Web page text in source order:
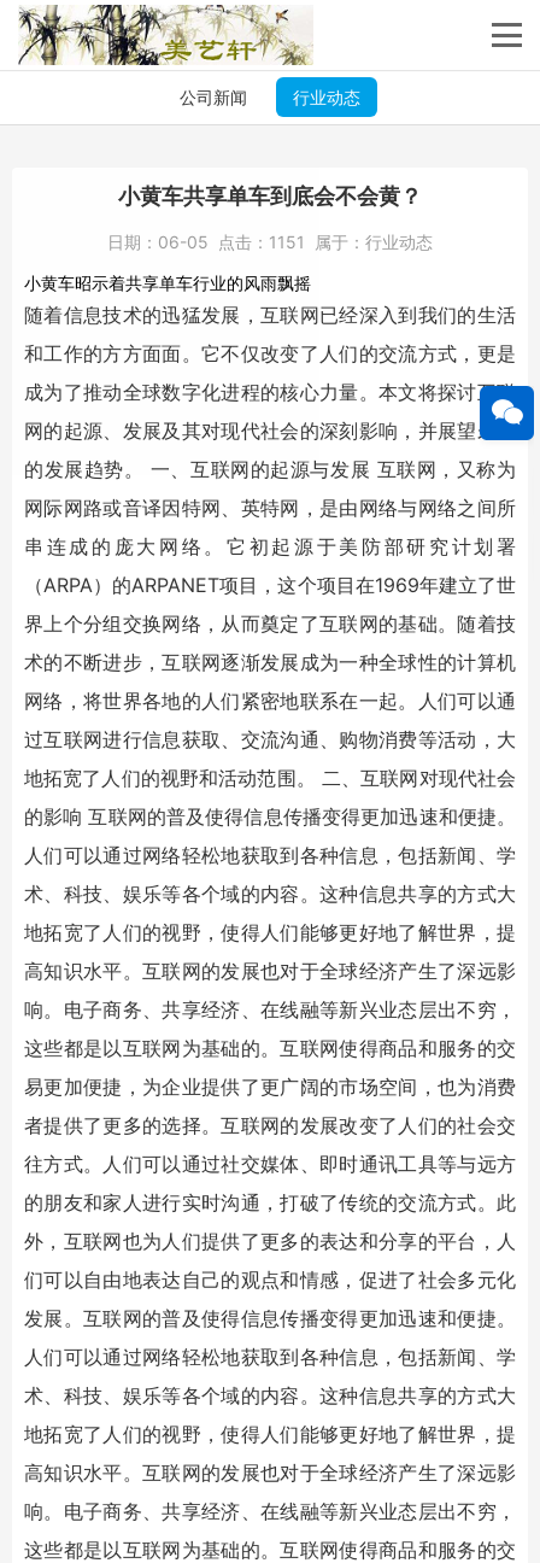
公司新闻 行业动态
小黄车共享单车到底会不会黄？
日期： 06-05 点击： 1151 属于： 行业动态
小黄车昭示着共享单车行业的风雨飘摇
随着信息技术的迅猛发展，互联网已经深入到我们的生活
和工作的方方面面。它不仅改变了人们的交流方式，更是
成为了推动全球数字化进程的核心力量。本文将探讨互联
网的起源、发展及其对现代社会的深刻影响，并展望未来
的发展趋势。 一、互联网的起源与发展 互联网，又称为
网际网路或音译因特网、英特网，是由网络与网络之间所
串连成的庞大网络。它初起源于美防部研究计划署
（ARPA）的ARPANET项目，这个项目在1969年建立了世
界上个分组交换网络，从而奠定了互联网的基础。随着技
术的不断进步，互联网逐渐发展成为一种全球性的计算机
网络，将世界各地的人们紧密地联系在一起。人们可以通
过互联网进行信息获取、交流沟通、购物消费等活动，大
地拓宽了人们的视野和活动范围。 二、互联网对现代社会
的影响 互联网的普及使得信息传播变得更加迅速和便捷。
人们可以通过网络轻松地获取到各种信息，包括新闻、学
术、科技、娱乐等各个域的内容。这种信息共享的方式大
地拓宽了人们的视野，使得人们能够更好地了解世界，提
高知识水平。互联网的发展也对于全球经济产生了深远影
响。电子商务、共享经济、在线融等新兴业态层出不穷，
这些都是以互联网为基础的。互联网使得商品和服务的交
易更加便捷，为企业提供了更广阔的市场空间，也为消费
者提供了更多的选择。互联网的发展改变了人们的社会交
往方式。人们可以通过社交媒体、即时通讯工具等与远方
的朋友和家人进行实时沟通，打破了传统的交流方式。此
外，互联网也为人们提供了更多的表达和分享的平台，人
们可以自由地表达自己的观点和情感，促进了社会多元化
发展。互联网的普及使得信息传播变得更加迅速和便捷。
人们可以通过网络轻松地获取到各种信息，包括新闻、学
术、科技、娱乐等各个域的内容。这种信息共享的方式大
地拓宽了人们的视野，使得人们能够更好地了解世界，提
高知识水平。互联网的发展也对于全球经济产生了深远影
响。电子商务、共享经济、在线融等新兴业态层出不穷，
这些都是以互联网为基础的。互联网使得商品和服务的交